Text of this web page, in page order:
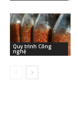
Quy trình Công
nghệ